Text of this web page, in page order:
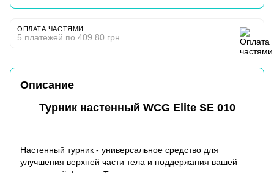
ОПЛАТА ЧАСТЯМИ
5 платежей по 409.80 грн
Описание
Турник настенный WCG Elite SE 010
Настенный турник - универсальное средство для
улучшения верхней части тела и поддержания вашей